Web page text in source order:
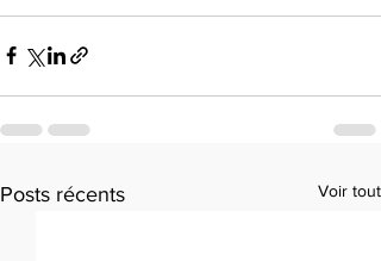
Posts récents Voir tout